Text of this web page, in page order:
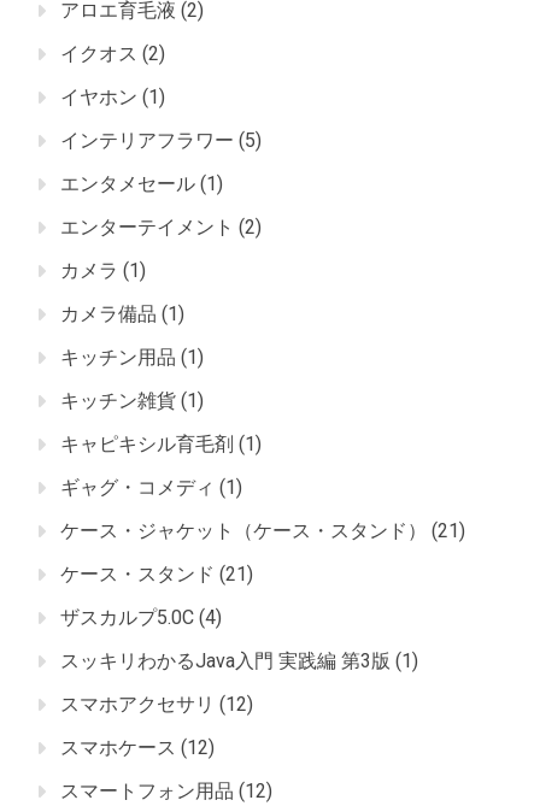
アロエ育毛液 (2)
イクオス (2)
イヤホン (1)
インテリアフラワー (5)
エンタメセール (1)
エンターテイメント (2)
カメラ (1)
カメラ備品 (1)
キッチン用品 (1)
キッチン雑貨 (1)
キャピキシル育毛剤 (1)
ギャグ・コメディ (1)
ケース・ジャケット（ケース・スタンド）
(21)
ケース・スタンド (21)
ザスカルプ5.0C (4)
スッキリわかるJava入門 実践編 第3版 (1)
スマホアクセサリ (12)
スマホケース (12)
スマートフォン用品 (12)